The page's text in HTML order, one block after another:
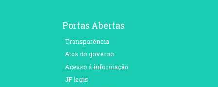
Portas Abertas
Transparência
Atos do governo
Acesso à informação
JF legis